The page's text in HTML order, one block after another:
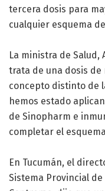
tercera dosis para
cualquier esquema
La ministra de Salud,
trata de una dosis de
concepto distinto de
hemos estado
de Sinopharm e
completar el
En Tucumán, el
Sistema Provincial